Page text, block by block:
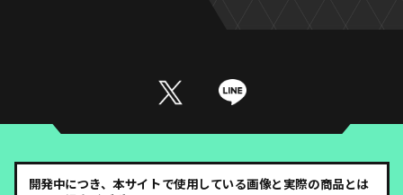
開発中につき、本サイトで使用している画像と実際の商品とは